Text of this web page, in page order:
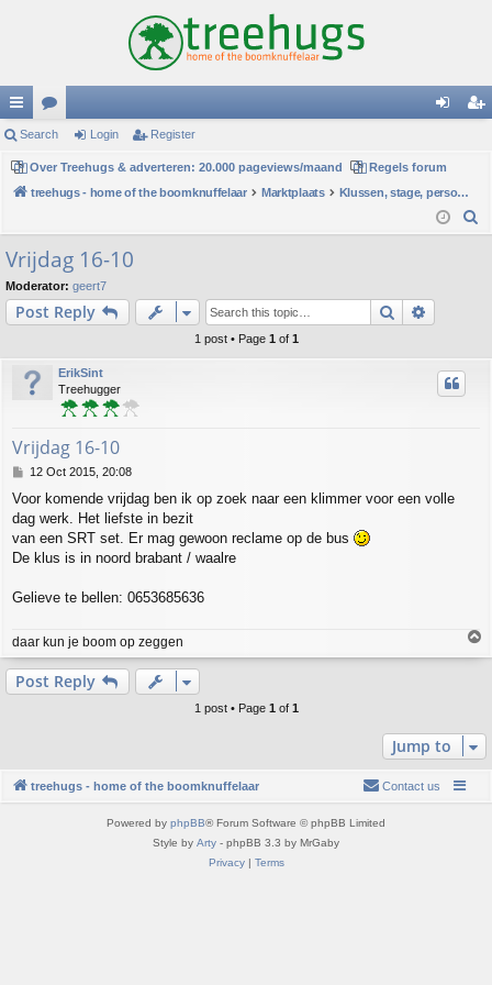
ui
ck
lin
ks
or
u
m
s
in
Search Login Register
Over Treehugs & adverteren: 20.000 pageviews/maand
Regels forum
treehugs - home of the boomknuffelaar
Marktplaats
Klussen, stage, personeel of hulp
Vrijdag 16-10
Moderator: geert7
Post Reply Search
1 post • Page 1 of 1
ErikSint
Treehugger
Vrijdag 16-10
P
s
t
12 Oct 2015, 20:08
Voor komende vrijdag ben ik op zoek naar een klimmer voor een volle
dag werk. Het liefste in bezit
van een SRT set. Er mag gewoon reclame op de bus
De klus is in noord brabant / waalre
Gelieve te bellen: 0653685636
daar kun je boom op zeggen
Post Reply
1 post • Page 1 of 1
Jump to
treehugs - home of the boomknuffelaar Contact us
Powered by phpBB® Forum Software © phpBB Limited
Style by Arty - phpBB 3.3 by MrGaby
Privacy| Terms